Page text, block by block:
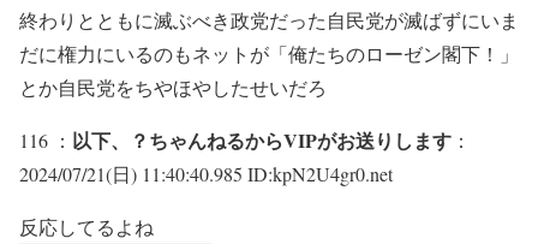
終わりとともに滅ぶべき政党だった自民党が滅ばずにいま
だに権力にいるのもネットが「俺たちのローゼン閣下！」
とか自民党をちやほやしたせいだろ
116 ： 以下、？ちゃんねるからVIPがお送りします ：
2024/07/21(日) 11:40:40.985 ID:kpN2U4gr0.net
反応してるよね